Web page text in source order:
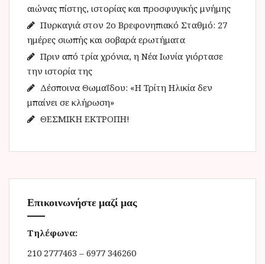
ι
α
αιώνας πίστης, ιστορίας και προσφυγικής μνήμης
Πυρκαγιά στον 2ο Βρεφονηπιακό Σταθμό: 27
ημέρες σιωπής και σοβαρά ερωτήματα
Πριν από τρία χρόνια, η Νέα Ιωνία γιόρτασε
την ιστορία της
Δέσποινα Θωμαΐδου: «Η Τρίτη Ηλικία δεν
μπαίνει σε κλήρωση»
ΘΕΣΜΙΚΗ ΕΚΤΡΟΠΗ!
Επικοινωνήστε μαζί μας
Τηλέφωνα:
210 2777463 – 6977 346260